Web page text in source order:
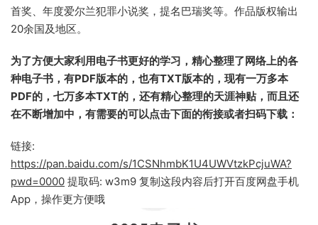
首奖、年度爱尔兰犯罪小说奖，提名巴瑞奖等。作品版权输出
20余国及地区。
为了方便大家利用电子书更好的学习，精心整理了网络上的各
种电子书，有PDF版本的，也有TXT版本的，现有一万多本
PDF的，七万多本TXT的，还有精心整理的天涯神贴，而且还
在不断增加中，有需要的可以点击下面的衔接或者扫码下载：
链接:
https://pan.baidu.com/s/1CSNhmbK1U4UWVtzkPcjuWA?
pwd=0000 提取码: w3m9 复制这段内容后打开百度网盘手机
App，操作更方便哦